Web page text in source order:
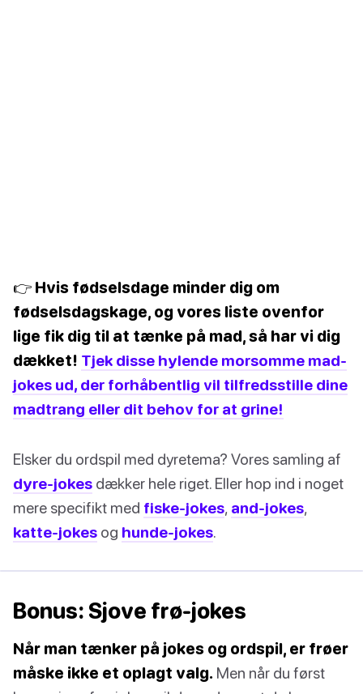
👉 Hvis fødselsdage minder dig om
fødselsdagskage, og vores liste ovenfor
lige fik dig til at tænke på mad, så har vi dig
dækket! Tjek disse hylende morsomme mad-
jokes ud, der forhåbentlig vil tilfredsstille dine
madtrang eller dit behov for at grine!
Elsker du ordspil med dyretema? Vores samling af
dyre-jokes dækker hele riget. Eller hop ind i noget
mere specifikt med fiske-jokes, and-jokes,
katte-jokes og hunde-jokes.
Bonus: Sjove frø-jokes
Når man tænker på jokes og ordspil, er frøer
måske ikke et oplagt valg. Men når du først